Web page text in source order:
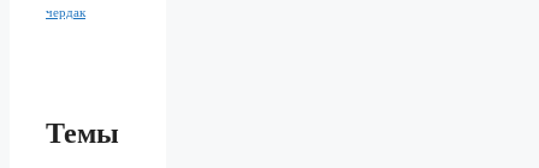
чердак
Темы